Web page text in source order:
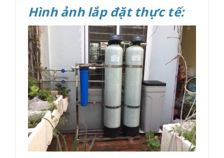
Hình ảnh lắp đặt thực tế: